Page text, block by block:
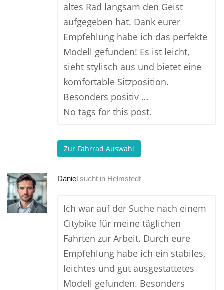
altes Rad langsam den Geist
aufgegeben hat. Dank eurer
Empfehlung habe ich das perfekte
Modell gefunden! Es ist leicht,
sieht stylisch aus und bietet eine
komfortable Sitzposition.
Besonders positiv …
No tags for this post.
Zur Fahrrad Auswahl
Daniel sucht in Helmstedt
Ich war auf der Suche nach einem
Citybike für meine täglichen
Fahrten zur Arbeit. Durch eure
Empfehlung habe ich ein stabiles,
leichtes und gut ausgestattetes
Modell gefunden. Besonders